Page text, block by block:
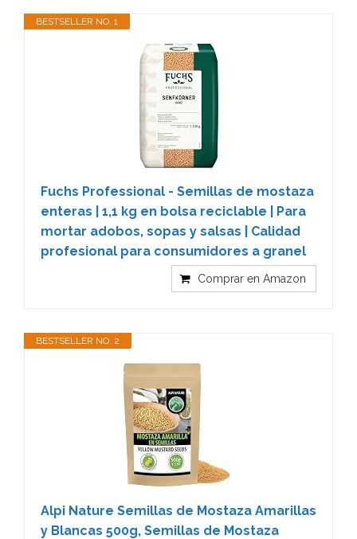
BESTSELLER NO. 1
Fuchs Professional - Semillas de mostaza
enteras | 1,1 kg en bolsa reciclable | Para
mortar adobos, sopas y salsas | Calidad
profesional para consumidores a granel
Comprar en Amazon
BESTSELLER NO. 2
Alpi Nature Semillas de Mostaza Amarillas
y Blancas 500g, Semillas de Mostaza